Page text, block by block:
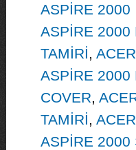
ASPİRE 2000
ASPİRE 2000
TAMİRİ,
ASPİRE 2000
COVER,
TAMİRİ,
ASPİRE 2000